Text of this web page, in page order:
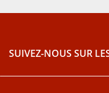
SUIVEZ-NOUS SUR